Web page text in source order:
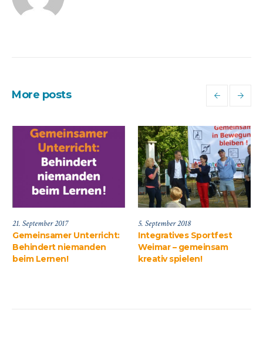
More posts
Unterricht:
Gewinn!
21. September 2017
Gemeinsamer Unterricht:
Behindert niemanden
beim Lernen!
Weimar –